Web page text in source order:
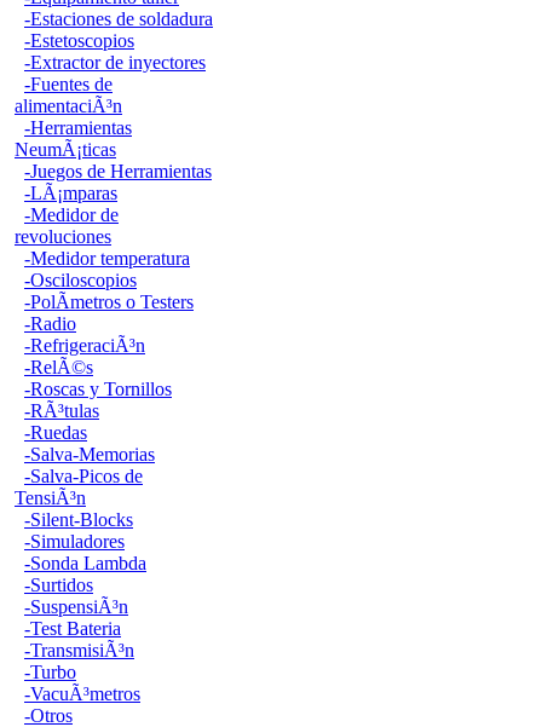
-Estaciones de soldadura
-Estetoscopios
-Extractor de inyectores
-Fuentes de
alimentaciÃ³n
-Herramientas
NeumÃ¡ticas
-Juegos de Herramientas
-LÃ¡mparas
-Medidor de
revoluciones
-Medidor temperatura
-Osciloscopios
-PolÃ­metros o Testers
-Radio
-RefrigeraciÃ³n
-RelÃ©s
-Roscas y Tornillos
-RÃ³tulas
-Ruedas
-Salva-Memorias
-Salva-Picos de
TensiÃ³n
-Silent-Blocks
-Simuladores
-Sonda Lambda
-Surtidos
-SuspensiÃ³n
-Test Bateria
-TransmisiÃ³n
-Turbo
-VacuÃ³metros
-Otros